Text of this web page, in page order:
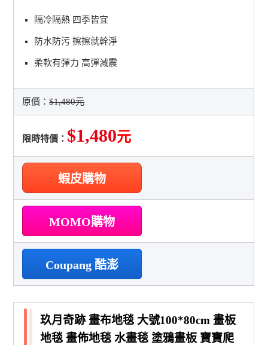
隔冷隔熱 四季皆宜
防水防污 擦擦就幹淨
柔軟有彈力 高彈減震
原價：$1,480元
限時特價： $1,480元
蝦皮購物
MOMO購物
Coupang 酷澎
玖月奇跡 畫布地毯 大號100*80cm 畫板
地毯 畫佈地毯 水畫毯 塗鴉畫板 寶寶爬